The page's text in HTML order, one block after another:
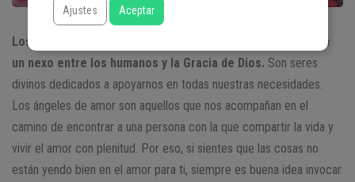
Los ángeles forman parte de los misterios del cielo, y son
un nexo entre los humanos y la Gracia de Dios. Son seres
divinos dedicados a apoyarnos en todas nuestras necesidades.
Los ángeles de amor son aquellos que nos acompañan en el
camino de encontrar a una persona con la que compartir la vida y
vivir el amor con plenitud. Por eso, si sientes que las cosas no
están yendo bien en el amor para ti, siempre es buena idea invocar
Ajustes Aceptar